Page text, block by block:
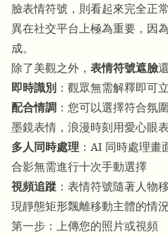
臉表情符號，則看起來完全
異在社交平台上極為重要，因
成。
除了美觀之外， 表情符號遮臉
即時識別 ：觀眾無需解釋即可
配合情調 ：您可以選擇符合
墨鏡表情，浪漫時刻用愛心眼
多人同時處理 ：AI 同時處理畫
合影無需進行十次手動選擇
視頻追蹤 ：表情符號隨著人物
現靜態矩形飄離移動主體的情況
第一步：上傳您的照片或視頻